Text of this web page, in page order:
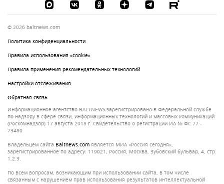
© 2026 baltnews.com
Политика конфиденциальности
Правила использования «cookie»
Правила применения рекомендательных технологий
Настройки отслеживания
Обратная связь
Информационное агентство BALTNEWS зарегистрировано в Федеральной службе
по надзору в сфере связи, информационных технологий и массовых коммуникаций
(Роскомнадзор) 17 августа 2018 г. Свидетельство о регистрации ИА № ФС 77 -
73480
Владельцем сайта
baltnews.com является МИА «Россия сегодня»,
зарегистрированное по адресу: 119021, Россия, Москва, Зубовский бульвар, 4, стр.
1,2.3.
По всем вопросам, возникающим при использовании сайта, в том числе
связанным с нарушением прав использования результатов интеллектуальной